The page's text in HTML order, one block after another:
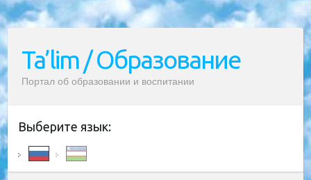
Ta’lim / Образование
Портал об образовании и воспитании
Выберите язык: